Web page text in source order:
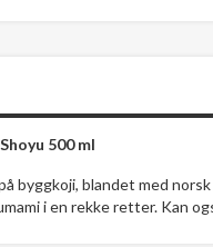
500 ml
byggkoji, blandet med
i en rekke retter. Kan